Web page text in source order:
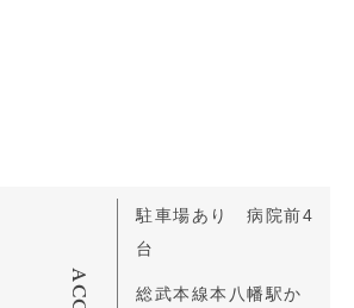
駐車場あり 病院前4
台
総武本線本八幡駅か